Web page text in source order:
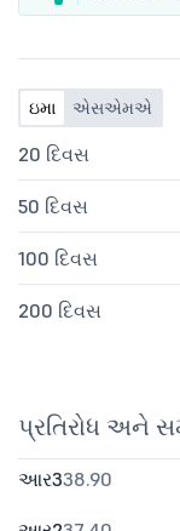
ઇમા એસએમએ
20 દિવસ
50 દિવસ
100 દિવસ
200 દિવસ
પ્રતિરોધ અને
આર338.90